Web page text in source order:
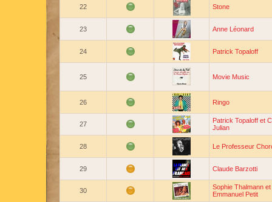
22 Stone
23 Anne Léonard
24 Patrick Topaloff
25 Movie Music
26 Ringo
27
Patrick Topaloff et
Julian
28 Le Professeur
29 Claude Barzotti
30
Sophie Thalmann et
Emmanuel Petit